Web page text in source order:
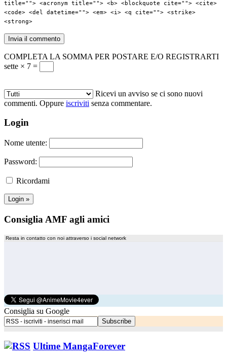
title=""> <acronym title=""> <b> <blockquote cite=""> <cite>
<code> <del datetime=""> <em> <i> <q cite=""> <strike>
<strong>
COMPLETA LA SOMMA PER POSTARE E/O REGISTRARTI
sette × 7 =
Ricevi un avviso se ci sono nuovi
commenti. Oppure iscriviti senza commentare.
Login
Nome utente:
Password:
Ricordami
Consiglia AMF agli amici
Resta in contatto con noi attraverso i social network
Consiglia su Google
Ultime MangaForever